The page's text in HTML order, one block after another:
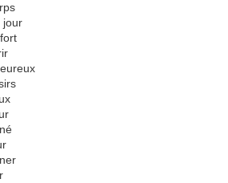
jour